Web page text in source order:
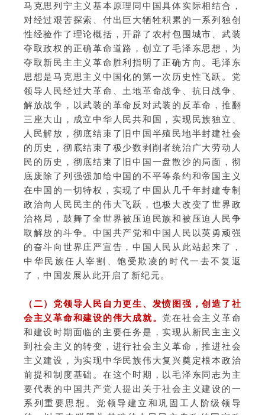
马克思列宁主义基本原理同中国具体实际相结合，
对经过艰苦探索、付出巨大牺牲积累的一系列独创
性经验作了理论概括，开辟了农村包围城市、武装
夺取政权的正确革命道路，创立了毛泽东思想，为
夺取新民主主义革命胜利指明了正确方向。毛泽东
思想是马克思主义中国化的第一次历史性飞跃。党
领导人民经过大革命、土地革命战争、抗日战争、
解放战争，以武装的革命反对武装的反革命，推翻
三座大山，成立中华人民共和国，实现民族独立、
人民解放，彻底结束了旧中国半殖民地半封建社会
的历史，彻底结束了极少数剥削者统治广大劳动人
民的历史，彻底结束了旧中国一盘散沙的局面，彻
底废除了列强强加给中国的不平等条约和帝国主义
在中国的一切特权，实现了中国从几千年封建专制
政治向人民民主的伟大飞跃，也极大改变了世界政
治格局，鼓舞了全世界被压迫民族和被压迫人民争
取解放的斗争。中国共产党和中国人民以英勇顽强
的奋斗向世界庄严宣告，中国人民从此站起来了，
中华民族任人宰割、饱受欺凌的时代一去不复返
了，中国发展从此开启了新纪元。
（二） 党领导人民自力更生、发愤图强，创造了社
会主义革命和建设的伟大成就。 党在社会主义革命
和建设时期面临的主要任务是，实现从新民主主义
到社会主义的转变，进行社会主义革命，推进社会
主义建设，为实现中华民族伟大复兴奠定根本政治
前提和制度基础。在这个时期，以毛泽东同志为主
要代表的中国共产党人提出关于社会主义建设的一
系列重要思想。党领导建立和巩固工人阶级领导